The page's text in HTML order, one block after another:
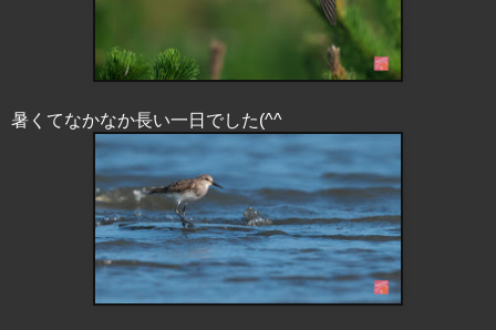
暑くてなかなか長い一日でした(^^ゞ